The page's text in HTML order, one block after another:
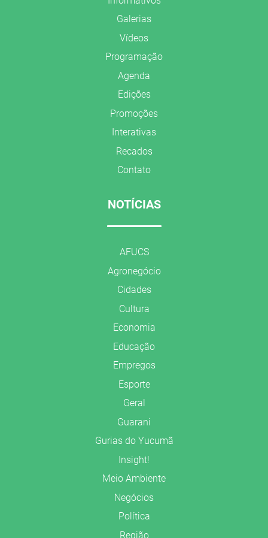
Galerias
Vídeos
Programação
Agenda
Edições
Promoções
Interativas
Recados
Contato
NOTÍCIAS
AFUCS
Agronegócio
Cidades
Cultura
Economia
Educação
Empregos
Esporte
Geral
Guarani
Gurias do Yucumã
Insight!
Meio Ambiente
Negócios
Política
Região